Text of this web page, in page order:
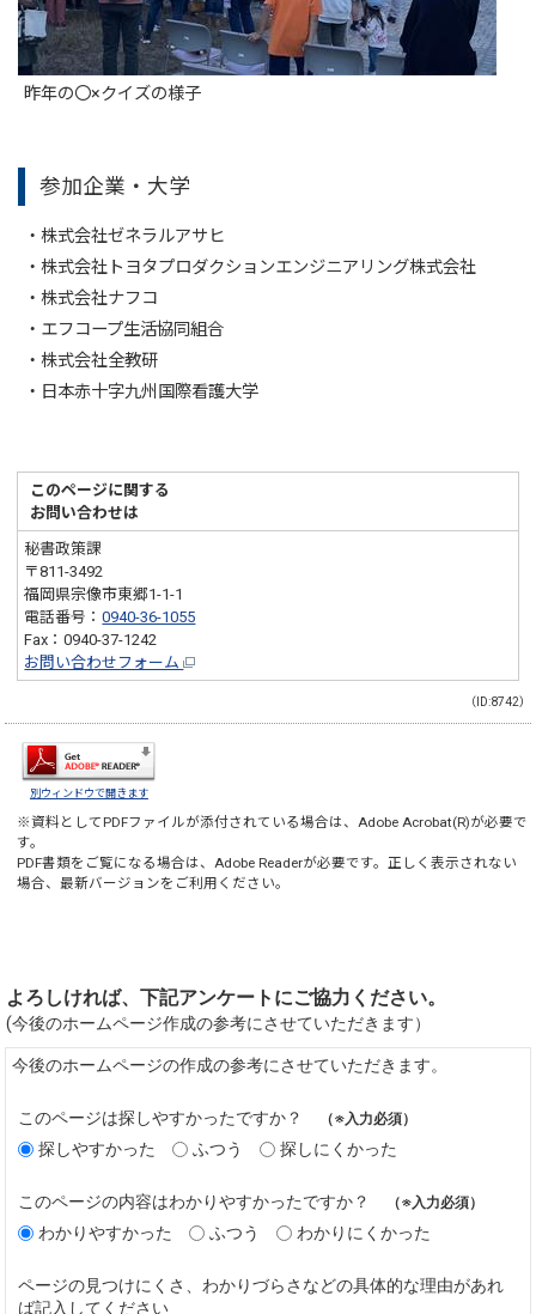
昨年の〇×クイズの様子
参加企業・大学
・株式会社ゼネラルアサヒ
・株式会社トヨタプロダクションエンジニアリング株式会社
・株式会社ナフコ
・エフコープ生活協同組合
・株式会社全教研
・日本赤十字九州国際看護大学
このページに関する
お問い合わせは
秘書政策課
〒811-3492
福岡県宗像市東郷1-1-1
電話番号：0940-36-1055
Fax：0940-37-1242
お問い合わせフォーム
（ID:8742）
別ウィンドウで開きます
※資料としてPDFファイルが添付されている場合は、 Adobe Acrobat(R)が必要で
す。
PDF書類をご覧になる場合は、 Adobe Readerが必要です。正しく表示されない
場合、最新バージョンをご利用ください。